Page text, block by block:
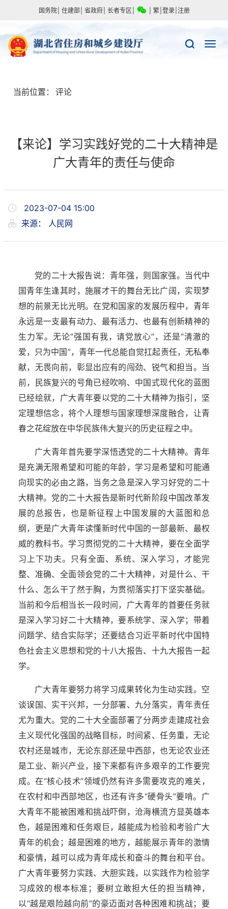
国务院 住建部 省政府 长者专区 繁 登录 注册
当前位置： 评论
【来论】学习实践好党的二十大精神是
广大青年的责任与使命
2023-07-04 15:00
来源： 人民网
党的二十大报告说：青年强，则国家强。当代中
国青年生逢其时，施展才干的舞台无比广阔，实现梦
想的前景无比光明。在党和国家的发展历程中，青年
永远是一支最有动力、最有活力、也最有创新精神的
生力军。无论“强国有我，请党放心”，还是“清澈的
爱，只为中国”，青年一代总能自觉扛起责任，无私奉
献，无畏向前，彰显出应有的闯劲、锐气和担当。当
前，民族复兴的号角已经吹响、中国式现代化的蓝图
已经绘就，广大青年要以党的二十大精神为指引，坚
定理想信念，将个人理想与国家理想深度融合，让青
春之花绽放在中华民族伟大复兴的历史征程之中。
广大青年首先要学深悟透党的二十大精神。青年
是充满无限希望和可能的年龄，学习是希望和可能通
向现实的必由之路，当务之急是深入学习好党的二十
大精神。党的二十大报告是新时代新阶段中国改革发
展的总报告，也是新征程上中国发展的大蓝图和总
纲，更是广大青年读懂新时代中国的一部最新、最权
威的教科书。学习贯彻党的二十大精神，要在全面学
习上下功夫。只有全面、系统、深入学习，才能完
整、准确、全面领会党的二十大精神，对是什么、干
什么、怎么干了然于胸，为贯彻落实打下坚实基础。
当前和今后相当长一段时间，广大青年的首要任务就
是深入学习好二十大精神，要系统学、深入学；带着
问题学、结合实际学；还要结合习近平新时代中国特
色社会主义思想和党的十八大报告、十九大报告一起
学。
广大青年要努力将学习成果转化为生动实践。空
谈误国、实干兴邦，一分部署、九分落实，青年责任
尤为重大。党的二十大全面部署了分两步走建成社会
主义现代化强国的战略目标，时间紧、任务重，无论
农村还是城市，无论东部还是中西部，也无论农业还
是工业、新兴产业，接下来都有许多艰辛的工作要完
成。在“核心技术”领域仍然有许多需要攻克的难关，
在农村和中西部地区，也还有许多“硬骨头”要啃。广
大青年不能被困难和挑战吓倒，沧海横流方显英雄本
色，越是困难和任务艰巨，越能成为检验和考验广大
青年的机会；越是困难的地方，越能展示青年的激情
和豪情，越可以成为青年成长和奋斗的舞台和平台。
广大青年要努力实践、大胆实践，以实践作为检验学
习成效的根本标准；要树立敢担大任的担当精神，
以“越是艰险越向前”的豪迈面对各种困难和挑战；要